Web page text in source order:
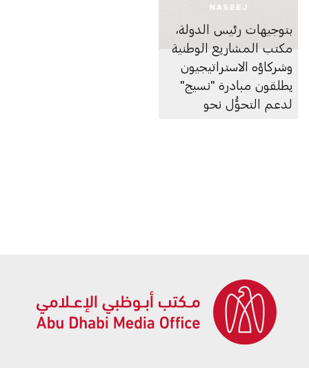
بتوجيهات رئيس الدولة،
مكتب المشاريع الوطنية
وشركاؤه الاستراتيجيون
يطلقون مبادرة "نسيج"
لدعم التحوُّل نحو